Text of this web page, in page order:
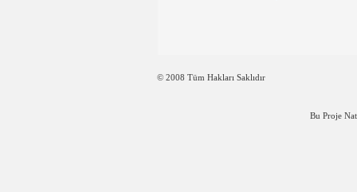
© 2008 Tüm Hakları Saklıdır
Bu Proje